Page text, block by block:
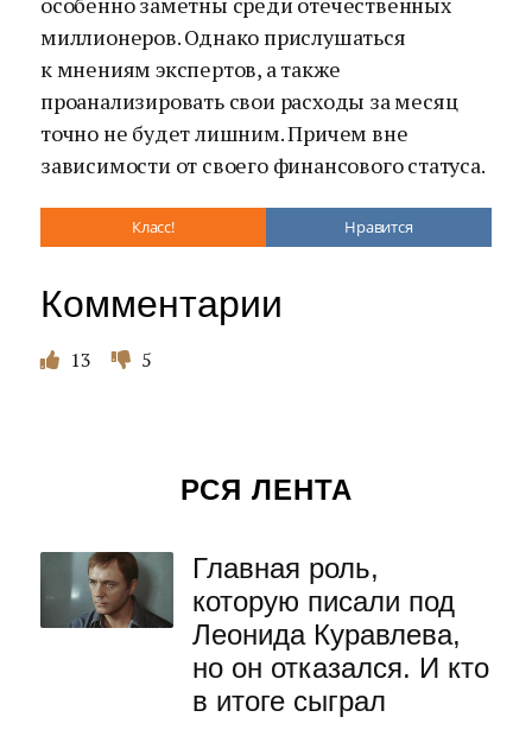
миллионеров. Однако прислушаться
к мнениям экспертов, а также
проанализировать свои расходы за месяц
точно не будет лишним. Причем вне
зависимости от своего финансового статуса.
Класс! Нравится
Комментарии
13 5
РСЯ ЛЕНТА
Главная роль,
которую писали под
Леонида Куравлева,
но он отказался. И кто
в итоге сыграл